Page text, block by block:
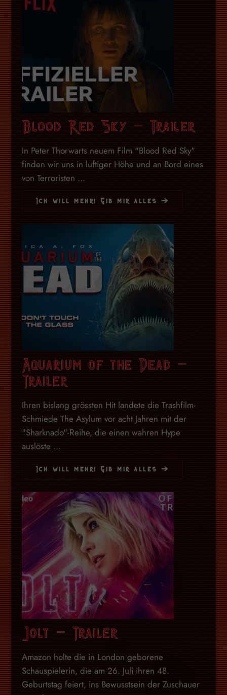
Blood Red Sky – Trailer
In Peter Thorwarts neuem Film "Blood Red Sky"
finden wir uns in luftiger Höhe und an Bord eines
von Terroristen ...
Ich will mehr! Gib mir alles ➔
Aquarium of the Dead –
Trailer
Ihren bislang grössten Hit landete die Trashfilm-
Schmiede The Asylum vor acht Jahren mit der
"Sharknado"-Reihe, die einen wahren Hype
auslöste ...
Ich will mehr! Gib mir alles ➔
Jolt – Trailer
Amazon holte die in London geborene
Schauspielerin, die am 26. Juli ihren 48.
Geburtstag feiert, ins Bewusstsein der Zuschauer